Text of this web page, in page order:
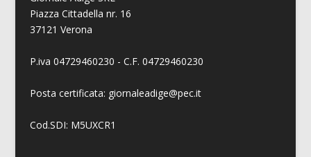
Piazza Cittadella nr. 16
37121 Verona
P.iva 04729460230 - C.F. 04729460230
Posta certificata: giornaleadige@pec.it
Cod.SDI: M5UXCR1